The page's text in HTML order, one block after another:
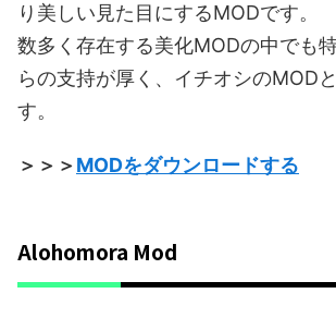
り美しい見た目にするMODです。
数多く存在する美化MODの中でも
らの支持が厚く、イチオシのMOD
す。
＞＞＞MODをダウンロードする
Alohomora Mod